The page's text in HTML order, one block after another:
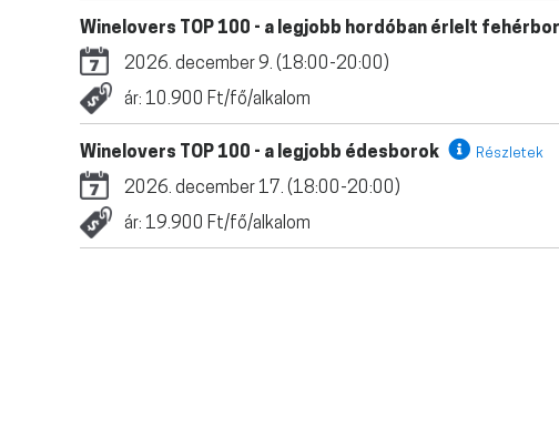
Winelovers TOP 100 - a legjobb hordóban érlelt
2026. december 9. (18:00-20:00)
ár: 10.900 Ft/fő/alkalom
Winelovers TOP 100 - a legjobb édesborok Részletek
2026. december 17. (18:00-20:00)
ár: 19.900 Ft/fő/alkalom